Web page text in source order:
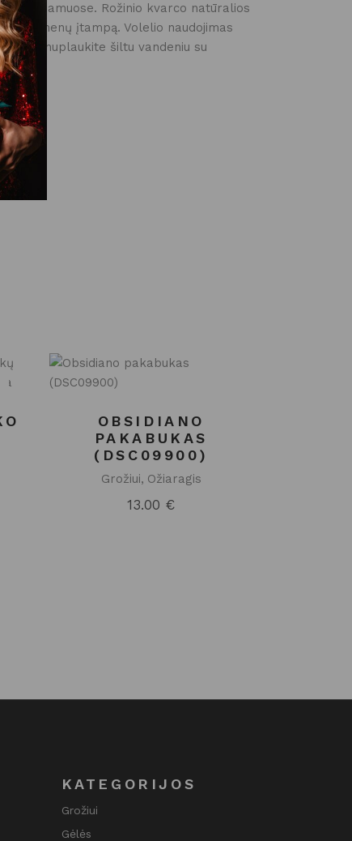
namuose. Rožinio kvarco natūralios
raumenų įtampą. Volelio naudojimas
nuplaukite šiltu vandeniu su
OBSIDIANO
PAKABUKAS
(DSC09900)
Grožiui Ožiaragis
13.00 €
KATEGORIJOS
Grožiui
Gėlės